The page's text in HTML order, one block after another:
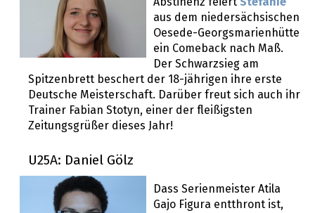
Abstinenz feiert Stefanie
aus dem niedersächsischen
Oesede-Georgsmarienhütte
ein Comeback nach Maß.
Der Schwarzsieg am
Spitzenbrett beschert der 18-jährigen ihre erste
Deutsche Meisterschaft. Darüber freut sich auch ihr
Trainer Fabian Stotyn, einer der fleißigsten
Zeitungsgrüßer dieses Jahr!
U25A: Daniel Gölz
Dass Serienmeister Atila
Gajo Figura entthront ist,